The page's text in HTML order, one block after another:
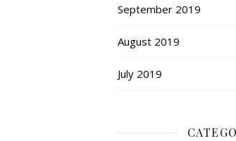
September 2019
August 2019
July 2019